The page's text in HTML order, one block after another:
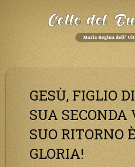
GESÙ, FIGLIO
SUA
SUO RITORNO
GLORIA!